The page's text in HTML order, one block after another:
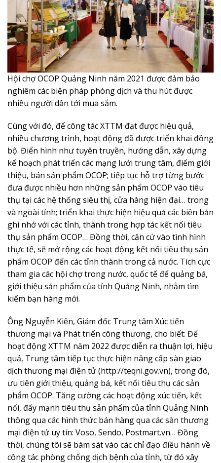
Hội chợ OCOP Quảng Ninh năm 2021 được đảm bảo
nghiêm các biện pháp phòng dịch và thu hút được
nhiều người dân tới mua sắm.
Cùng với đó, để công tác XTTM đạt được hiệu quả,
nhiều chương trình, hoạt động đã được triển khai đồng
bộ. Điển hình như tuyên truyền, hướng dẫn, xây dựng
kế hoạch phát triển các mạng lưới trung tâm, điểm giới
thiệu, bán sản phẩm OCOP; tiếp tục hỗ trợ từng bước
đưa được nhiều hơn những sản phẩm OCOP vào tiêu
thụ tại các hệ thống siêu thị, cửa hàng hiện đại… trong
và ngoài tỉnh; triển khai thực hiện hiệu quả các biên bản
ghi nhớ với các tỉnh, thành trong hợp tác kết nối tiêu
thụ sản phẩm OCOP… Đồng thời, căn cứ vào tình hình
thực tế, sẽ mở rộng các hoạt động kết nối tiêu thụ sản
phẩm OCOP đến các tỉnh thành trong cả nước. Tích cực
tham gia các hội chợ trong nước, quốc tế để quảng bá,
giới thiệu sản phẩm của tỉnh Quảng Ninh, nhằm tìm
kiếm bạn hàng mới.
Ông Nguyễn Kiên, Giám đốc Trung tâm Xúc tiến
thương mại và Phát triển công thương, cho biết: Để
hoạt động XTTM năm 2022 được diễn ra thuận lợi, hiệu
quả, Trung tâm tiếp tục thực hiện nâng cấp sàn giao
dịch thương mại điện tử (http://teqni.gov.vn), trong đó,
ưu tiên giới thiệu, quảng bá, kết nối tiêu thụ các sản
phẩm OCOP. Tăng cường các hoạt động xúc tiến, kết
nối, đẩy mạnh tiêu thụ sản phẩm của tỉnh Quảng Ninh
thông qua các hình thức bán hàng qua các sàn thương
mại điện tử uy tín: Voso, Sendo, Postmart.vn… Đồng
thời, chúng tôi sẽ bám sát vào các chỉ đạo điều hành về
công tác phòng chống dịch bệnh của tỉnh, từ đó xây